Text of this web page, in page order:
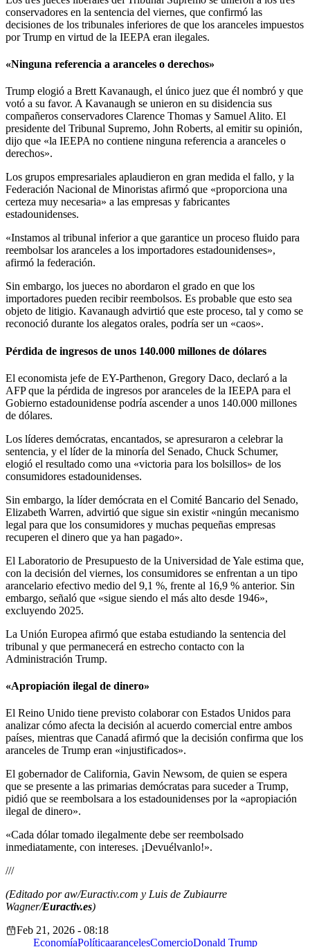
conservadores en la sentencia del viernes, que confirmó las
decisiones de los tribunales inferiores de que los aranceles impuestos
por Trump en virtud de la IEEPA eran ilegales.
«Ninguna referencia a aranceles o derechos»
Trump elogió a Brett Kavanaugh, el único juez que él nombró y que
votó a su favor. A Kavanaugh se unieron en su disidencia sus
compañeros conservadores Clarence Thomas y Samuel Alito. El
presidente del Tribunal Supremo, John Roberts, al emitir su opinión,
dijo que «la IEEPA no contiene ninguna referencia a aranceles o
derechos».
Los grupos empresariales aplaudieron en gran medida el fallo, y la
Federación Nacional de Minoristas afirmó que «proporciona una
certeza muy necesaria» a las empresas y fabricantes
estadounidenses.
«Instamos al tribunal inferior a que garantice un proceso fluido para
reembolsar los aranceles a los importadores estadounidenses»,
afirmó la federación.
Sin embargo, los jueces no abordaron el grado en que los
importadores pueden recibir reembolsos. Es probable que esto sea
objeto de litigio. Kavanaugh advirtió que este proceso, tal y como se
reconoció durante los alegatos orales, podría ser un «caos».
Pérdida de ingresos de unos 140.000 millones de dólares
El economista jefe de EY-Parthenon, Gregory Daco, declaró a la
AFP que la pérdida de ingresos por aranceles de la IEEPA para el
Gobierno estadounidense podría ascender a unos 140.000 millones
de dólares.
Los líderes demócratas, encantados, se apresuraron a celebrar la
sentencia, y el líder de la minoría del Senado, Chuck Schumer,
elogió el resultado como una «victoria para los bolsillos» de los
consumidores estadounidenses.
Sin embargo, la líder demócrata en el Comité Bancario del Senado,
Elizabeth Warren, advirtió que sigue sin existir «ningún mecanismo
legal para que los consumidores y muchas pequeñas empresas
recuperen el dinero que ya han pagado».
El Laboratorio de Presupuesto de la Universidad de Yale estima que,
con la decisión del viernes, los consumidores se enfrentan a un tipo
arancelario efectivo medio del 9,1 %, frente al 16,9 % anterior. Sin
embargo, señaló que «sigue siendo el más alto desde 1946»,
excluyendo 2025.
La Unión Europea afirmó que estaba estudiando la sentencia del
tribunal y que permanecerá en estrecho contacto con la
Administración Trump.
«Apropiación ilegal de dinero»
El Reino Unido tiene previsto colaborar con Estados Unidos para
analizar cómo afecta la decisión al acuerdo comercial entre ambos
países, mientras que Canadá afirmó que la decisión confirma que los
aranceles de Trump eran «injustificados».
El gobernador de California, Gavin Newsom, de quien se espera
que se presente a las primarias demócratas para suceder a Trump,
pidió que se reembolsara a los estadounidenses por la «apropiación
ilegal de dinero».
«Cada dólar tomado ilegalmente debe ser reembolsado
inmediatamente, con intereses. ¡Devuélvanlo!».
///
(Editado por aw/Euractiv.com y Luis de Zubiaurre
Wagner/Euractiv.es)
Feb 21, 2026 - 08:18
EconomíaPolíticaarancelesComercioDonald Trump